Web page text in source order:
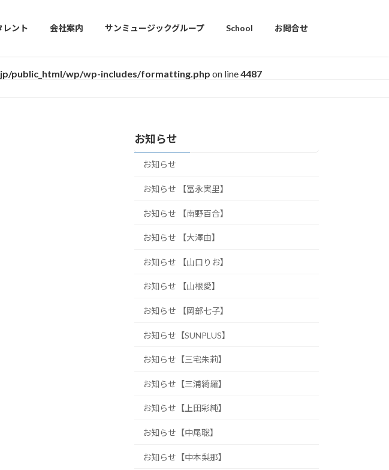
レント 会社案内 サンミュージックグループ School お問合せ
public_html/wp/wp-includes/formatting.php on line4487
お知らせ
お知らせ
お知らせ 【冨永実里】
お知らせ 【南野百合】
お知らせ 【大澤由】
お知らせ 【山口りお】
お知らせ 【山根愛】
お知らせ 【岡部七子】
お知らせ【SUNPLUS】
お知らせ【三宅朱莉】
お知らせ【三浦綺羅】
お知らせ【上田彩純】
お知らせ【中尾聡】
お知らせ【中本梨那】